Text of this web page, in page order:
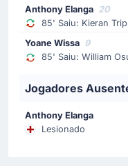
65' Gol !
Joseph
Newcastle
confortável 3 -
Anthony Elanga 20
85' Saiu: Kieran
Yoane Wissa 9
85' Saiu: William
Jogadores
Anthony Elanga
Lesionado